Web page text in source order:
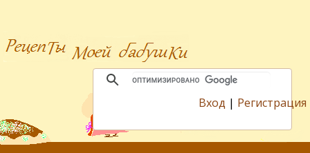
Вход | Регистрация